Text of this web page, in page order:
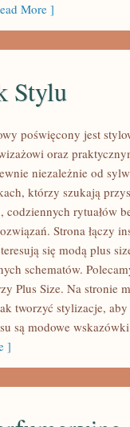
More ]
Stylu
poświęcony jest
oraz
niezależnie od
którzy szukają
codziennych rytuałów
Strona łączy
się modą plus
schematów.
Plus Size. Na stronie
tworzyć stylizacje,
są modowe
]